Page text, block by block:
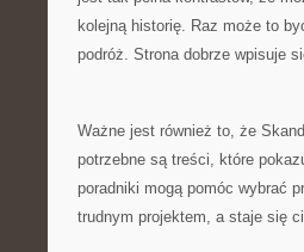
kolejną historię. Raz może to
podróż. Strona dobrze wpisuje
Ważne jest również to, że
potrzebne są treści, które
poradniki mogą pomóc wybrać
trudnym projektem, a staje się